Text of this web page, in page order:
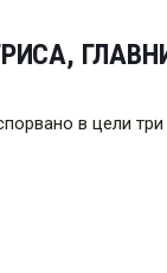
в цели три